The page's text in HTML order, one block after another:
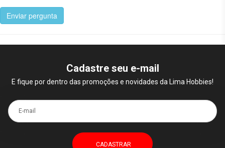
Enviar pergunta
Cadastre seu e-mail
E fique por dentro das promoções e novidades da Lima Hobbies!
E-mail